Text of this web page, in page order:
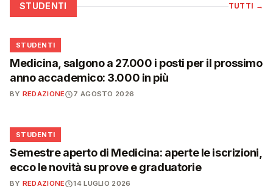
STUDENTI TUTTI →
🎓
STUDENTI
Medicina, salgono a 27.000 i posti per il prossimo
anno accademico: 3.000 in più
BY REDAZIONE 7 AGOSTO 2026
🎓
STUDENTI
Semestre aperto di Medicina: aperte le iscrizioni,
ecco le novità su prove e graduatorie
BY REDAZIONE 14 LUGLIO 2026